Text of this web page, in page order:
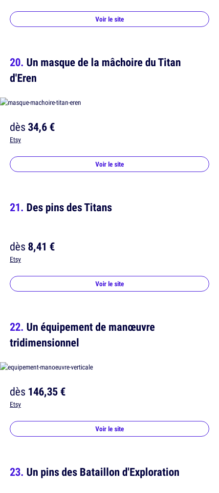
Voir le site
Un masque de la mâchoire du Titan
d'Eren
dès34,6 €
Etsy
Voir le site
Des pins des Titans
dès8,41 €
Etsy
Voir le site
Un équipement de manœuvre
tridimensionnel
dès146,35 €
Etsy
Voir le site
Un pins des Bataillon d'Exploration